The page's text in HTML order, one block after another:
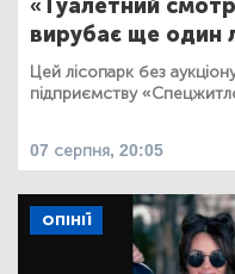
«Туалетний
вирубає ще один
Цей лісопарк без
підприємству
07 серпня, 20:05
ОПІНІЇ